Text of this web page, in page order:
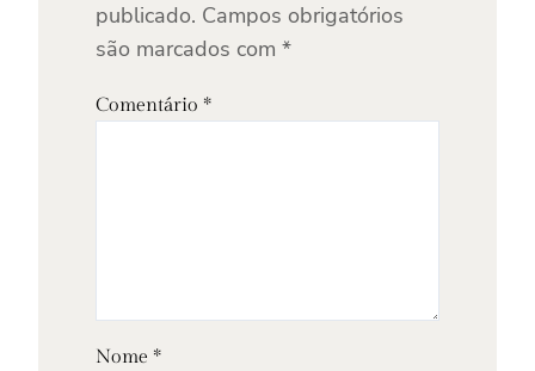
publicado. Campos obrigatórios
são marcados com *
Comentário *
Nome *